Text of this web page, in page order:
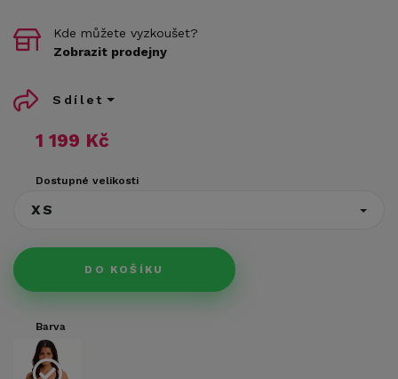
1 199 Kč
Dostupné velikosti
XS
DO KOŠÍKU
Kde můžete vyzkoušet?
Zobrazit prodejny
Sdílet
Barva